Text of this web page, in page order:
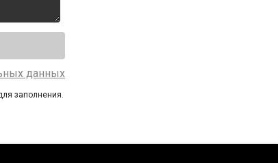
данных
заполнения.